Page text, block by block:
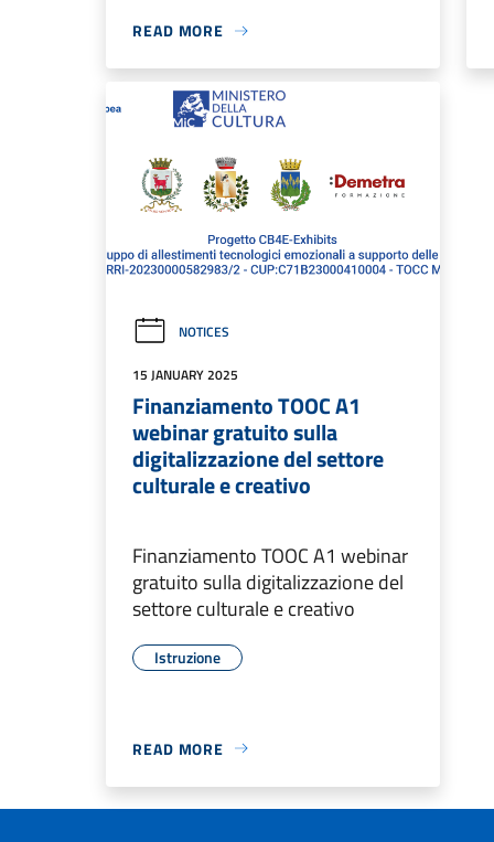
READ MORE
NOTICES
15 JANUARY 2025
Finanziamento TOOC A1
webinar gratuito sulla
digitalizzazione del settore
culturale e creativo
Finanziamento TOOC A1 webinar
gratuito sulla digitalizzazione del
settore culturale e creativo
Istruzione
READ MORE